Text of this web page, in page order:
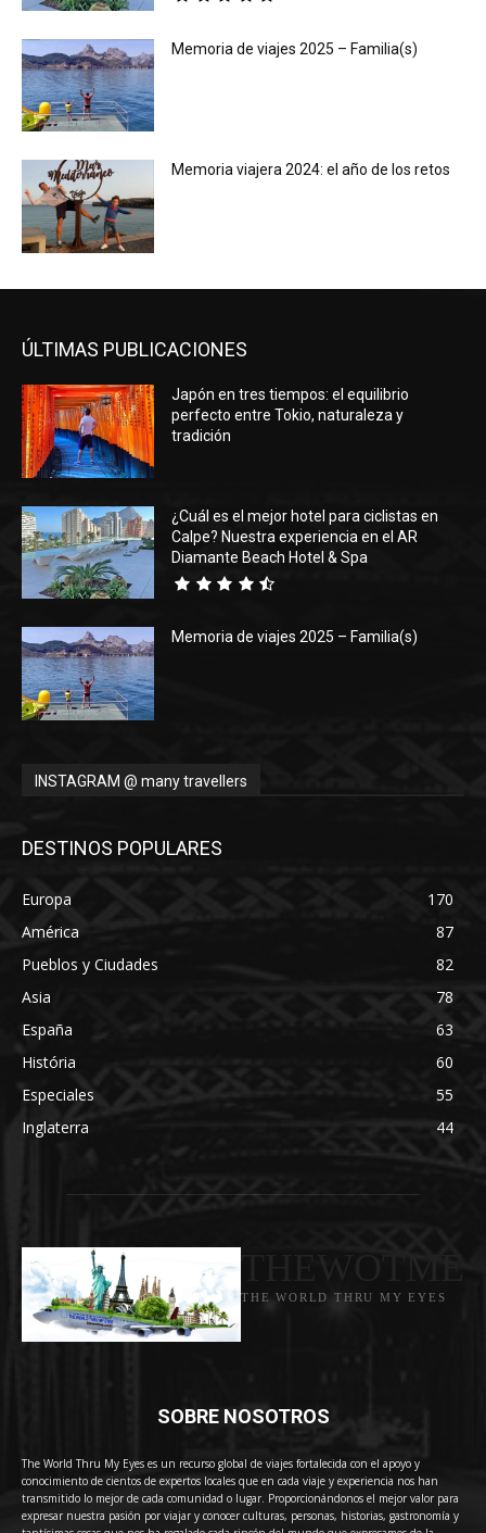
Memoria de viajes 2025 – Familia(s)
Memoria viajera 2024: el año de los retos
ÚLTIMAS PUBLICACIONES
Japón en tres tiempos: el equilibrio
perfecto entre Tokio, naturaleza y
tradición
¿Cuál es el mejor hotel para ciclistas en
Calpe? Nuestra experiencia en el AR
Diamante Beach Hotel & Spa
Memoria de viajes 2025 – Familia(s)
INSTAGRAM @ many travellers
DESTINOS POPULARES
Europa
170
América
87
Pueblos y Ciudades
82
Asia
78
España
63
História
60
Especiales
55
Inglaterra
44
THE WORLD THRU MY EYES
SOBRE NOSOTROS
The World Thru My Eyes es un recurso global de viajes fortalecida con el apoyo y
conocimiento de cientos de expertos locales que en cada viaje y experiencia nos han
transmitido lo mejor de cada comunidad o lugar. Proporcionándonos el mejor valor para
expresar nuestra pasión por viajar y conocer culturas, personas, historias, gastronomía y